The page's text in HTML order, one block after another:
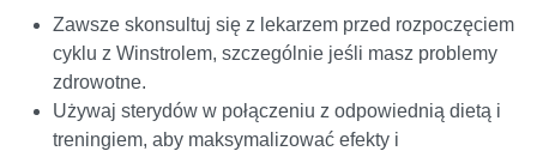
Zawsze skonsultuj się z lekarzem przed rozpoczęciem
cyklu z Winstrolem, szczególnie jeśli masz problemy
zdrowotne.
Używaj sterydów w połączeniu z odpowiednią dietą i
treningiem, aby maksymalizować efekty i